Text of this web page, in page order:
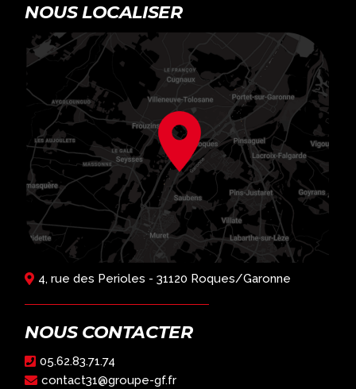
NOUS LOCALISER
4, rue des Perioles - 31120 Roques/Garonne
NOUS CONTACTER
05.62.83.71.74
contact31@groupe-gf.fr